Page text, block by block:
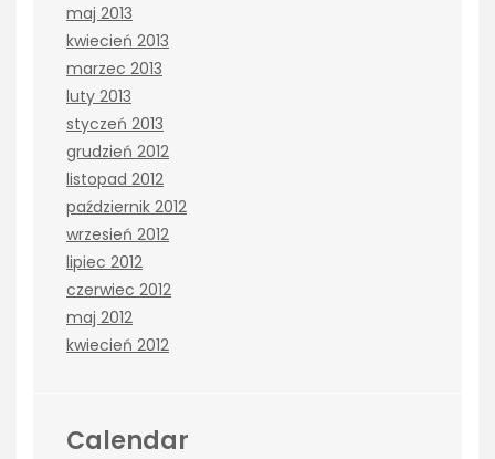
maj 2013
kwiecień 2013
marzec 2013
luty 2013
styczeń 2013
grudzień 2012
listopad 2012
październik 2012
wrzesień 2012
lipiec 2012
czerwiec 2012
maj 2012
kwiecień 2012
Calendar